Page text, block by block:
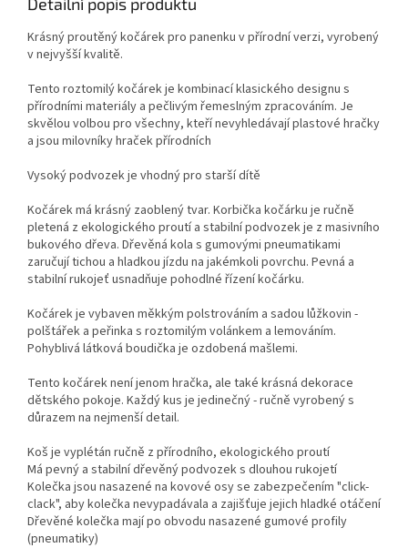
Krásný proutěný kočárek pro panenku v přírodní verzi, vyrobený
v nejvyšší kvalitě.
Tento roztomilý kočárek je kombinací klasického designu s
přírodními materiály a pečlivým řemeslným zpracováním. Je
skvělou volbou pro všechny, kteří nevyhledávají plastové hračky
a jsou milovníky hraček přírodních
Vysoký podvozek je vhodný pro starší dítě
Kočárek má krásný zaoblený tvar. Korbička kočárku je ručně
pletená z ekologického proutí a stabilní podvozek je z masivního
bukového dřeva. Dřevěná kola s gumovými pneumatikami
zaručují tichou a hladkou jízdu na jakémkoli povrchu. Pevná a
stabilní rukojeť usnadňuje pohodlné řízení kočárku.
Kočárek je vybaven měkkým polstrováním a sadou lůžkovin -
polštářek a peřinka s roztomilým volánkem a lemováním.
Pohyblivá látková boudička je ozdobená mašlemi.
Tento kočárek není jenom hračka, ale také krásná dekorace
dětského pokoje. Každý kus je jedinečný - ručně vyrobený s
důrazem na nejmenší detail.
Koš je vyplétán ručně z přírodního, ekologického proutí
Má pevný a stabilní dřevěný podvozek s dlouhou rukojetí
Kolečka jsou nasazené na kovové osy se zabezpečením "click-
clack", aby kolečka nevypadávala a zajišťuje jejich hladké otáčení
Dřevěné kolečka mají po obvodu nasazené gumové profily
(pneumatiky)